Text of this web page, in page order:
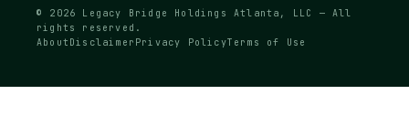
© 2026 Legacy Bridge Holdings Atlanta, LLC — All
rights reserved.
About Disclaimer Privacy PolicyTerms of Use